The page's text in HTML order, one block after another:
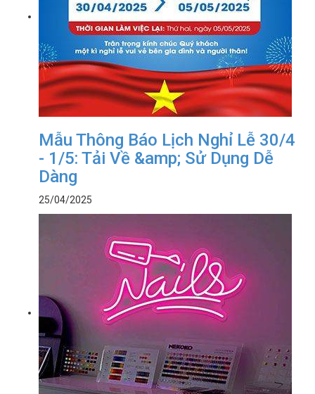
Mẫu Thông Báo Lịch Nghỉ Lễ 30/4
- 1/5: Tải Về &amp; Sử Dụng Dễ
Dàng
25/04/2025